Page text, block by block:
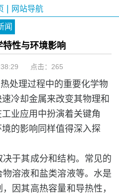
网站导航
闻
性与环境影响
点击： 265
处理过程中的重要化学物
冷却金属来改变其物理和
业应用中扮演着关键角
的影响同样值得深入探
于其成分和结构。常见的
溶液和盐类溶液等。水是
因其高热容量和导热性，